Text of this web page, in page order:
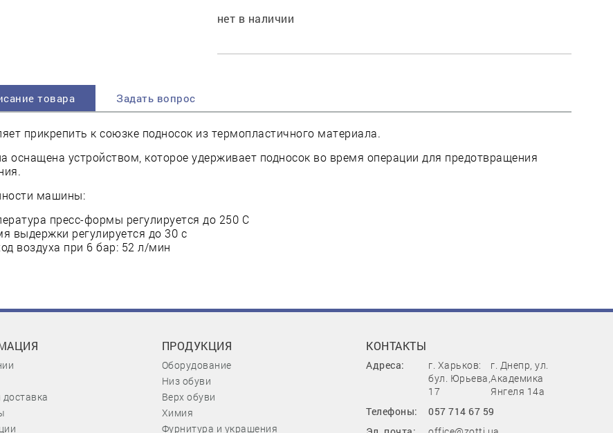
нет в наличии
товара Задать вопрос
прикрепить к союзке подносок из термопластичного материала.
оснащена устройством, которое удерживает подносок во время операции для предотвращения
машины:
пресс-формы регулируется до 250 C
выдержки регулируется до 30 с
воздуха при 6 бар: 52 л/мин
ПРОДУКЦИЯ
Оборудование
Низ обуви
Верх обуви
Химия
Фурнитура и украшения
КОНТАКТЫ
Адреса:
г. Харьков:
бул. Юрьева,
17
г. Днепр, ул.
Академика
Янгеля 14а
Телефоны:
057 714 67 59